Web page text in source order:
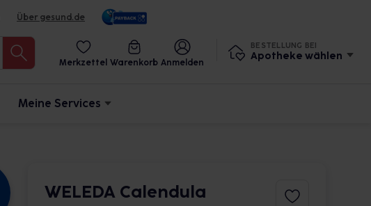
Über gesund.de
Merkzettel Warenkorb Anmelden
BESTELLUNG BEI
Apotheke wählen
Meine Services
WELEDA Calendula